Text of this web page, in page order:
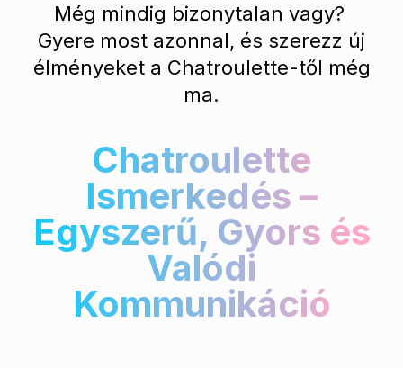
Még mindig bizonytalan vagy?
Gyere most azonnal, és szerezz új
élményeket a Chatroulette-től még
ma.
Chatroulette
Ismerkedés –
Egyszerű, Gyors és
Valódi
Kommunikáció